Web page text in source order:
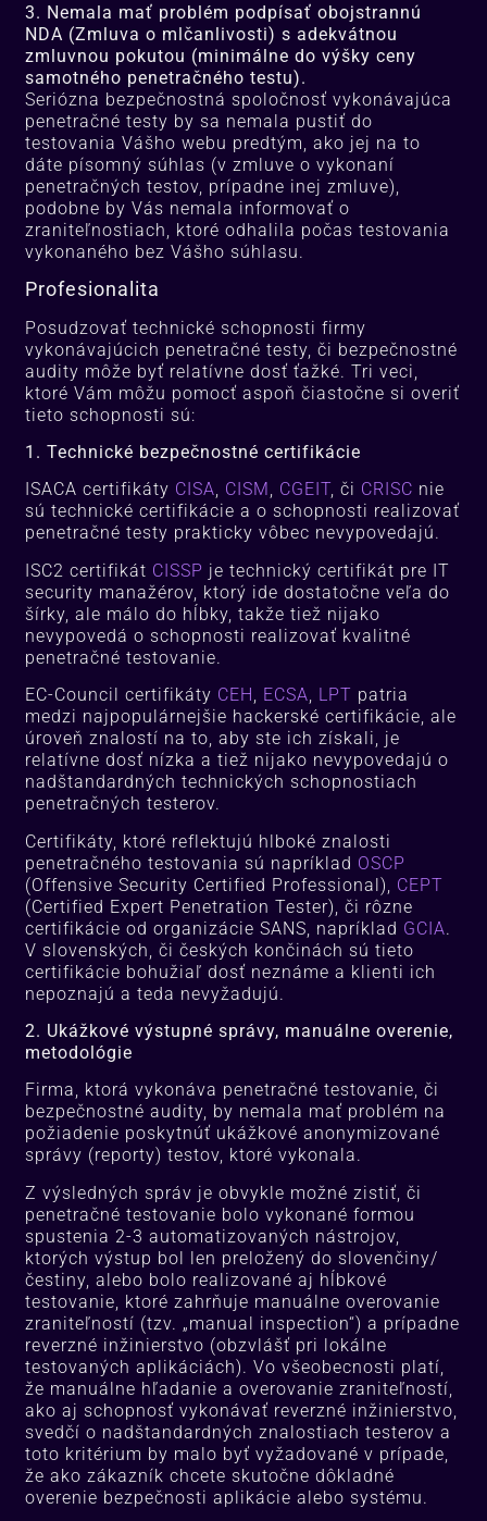
3. Nemala mať problém podpísať obojstrannú
NDA (Zmluva o mlčanlivosti) sadekvátnou
zmluvnou pokutou (minimálne do výšky ceny
samotného penetračného testu).
Seriózna bezpečnostná spoločnosť vykonávajúca
penetračné testy by sa nemala pustiť do
testovania Vášho webu predtým, ako jej na to
dáte písomný súhlas (v zmluve o vykonaní
penetračných testov, prípadne inej zmluve),
podobne by Vás nemala informovať o
zraniteľnostiach, ktoré odhalila počas testovania
vykonaného bez Vášho súhlasu.
Profesionalita
Posudzovať technické schopnosti firmy
vykonávajúcich penetračné testy, či bezpečnostné
audity môže byť relatívne dosť ťažké. Tri veci,
ktoré Vám môžu pomocť aspoň čiastočne si overiť
tieto schopnosti sú:
1. Technické bezpečnostné certifikácie
ISACA certifikáty CISA, CISM , CGE IT, či CRISC nie
sú technické certifikácie a o schopnosti realizovať
penetračné testy prakticky vôbec nevypovedajú.
ISC2 certifikát CISSP je technický certifikát pre IT
security manažérov, ktorý ide dostatočne veľa do
šírky, ale málo do hĺbky, takže tiež nijako
nevypovedá o schopnosti realizovať kvalitné
penetračné testovanie.
EC-Council certifikáty CEH, ECSA, LPT patria
medzi najpopulárnejšie hackerské certifikácie, ale
úroveň znalostí na to, aby ste ich získali, je
relatívne dosť nízka a tiež nijako nevypovedajú o
nadštandardných technických schopnostiach
penetračných testerov.
Certifikáty, ktoré reflektujú hlboké znalosti
penetračného testovania sú napríklad OSCP
(Offensive Security Certified Professional), CEPT
(Certified Expert Penetration Tester), či rôzne
certifikácie od organizácie SANS, napríklad GCIA.
V slovenských, či českých končinách sú tieto
certifikácie bohužiaľ dosť neznáme a klienti ich
nepoznajú a teda nevyžadujú.
2. Ukážkové výstupné správy, manuálne overenie,
metodológie
Firma, ktorá vykonáva penetračné testovanie, či
bezpečnostné audity, by nemala mať problém na
požiadenie poskytnúť ukážkové anonymizované
správy (reporty) testov, ktoré vykonala.
Z výsledných správ je obvykle možné zistiť, či
penetračné testovanie bolo vykonané formou
spustenia 2-3 automatizovaných nástrojov,
ktorých výstup bol len preložený do slovenčiny/
čestiny, alebo bolo realizované aj hĺbkové
testovanie, ktoré zahrňuje manuálne overovanie
zraniteľností (tzv. „manual inspection“) a prípadne
reverzné inžinierstvo (obzvlášť pri lokálne
testovaných aplikáciách). Vo všeobecnosti platí,
že manuálne hľadanie a overovanie zraniteľností,
ako aj schopnosť vykonávať reverzné inžinierstvo,
svedčí o nadštandardných znalostiach testerov a
toto kritérium by malo byť vyžadované v prípade,
že ako zákazník chcete skutočne dôkladné
overenie bezpečnosti aplikácie alebo systému.